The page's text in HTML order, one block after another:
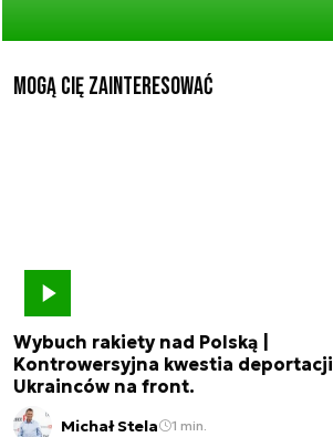
Mogą Cię zainteresować
Wybuch rakiety nad Polską |
Kontrowersyjna kwestia deportacji
Ukrainców na front.
Michał Stela 1 min.